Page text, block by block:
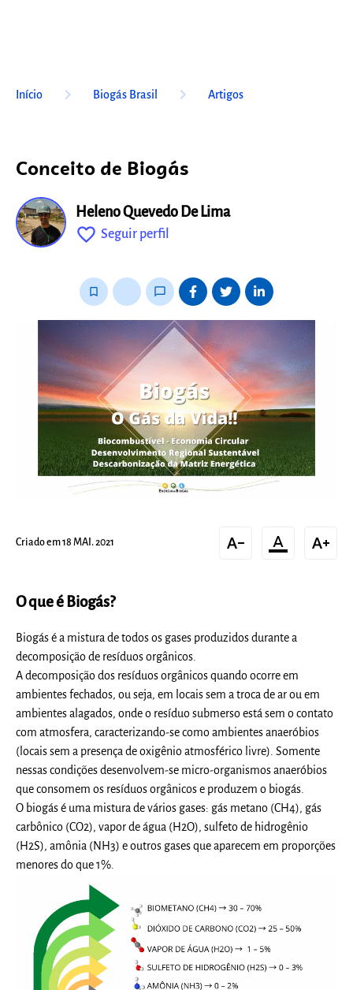
Início keyboard_arrow_right Biogás Brasil keyboard_arrow_right Artigos
Conceito de Biogás
Heleno Quevedo De Lima
favorite_outline Seguir perfil
bookmark_border chat_bubble_outline
Criado em 18 MAI. 2021 text_decrease format_color_text text_increase
O que é Biogás?
Biogás é a mistura de todos os gases produzidos durante a
decomposição de resíduos orgânicos.
A decomposição dos resíduos orgânicos quando ocorre em
ambientes fechados, ou seja, em locais sem a troca de ar ou em
ambientes alagados, onde o resíduo submerso está sem o contato
com atmosfera, caracterizando-se como ambientes anaeróbios
(locais sem a presença de oxigênio atmosférico livre). Somente
nessas condições desenvolvem-se micro-organismos anaeróbios
que consomem os resíduos orgânicos e produzem o biogás.
O biogás é uma mistura de vários gases: gás metano (CH4), gás
carbônico (CO2), vapor de água (H2O), sulfeto de hidrogênio
(H2S), amônia (NH3) e outros gases que aparecem em proporções
menores do que 1%.